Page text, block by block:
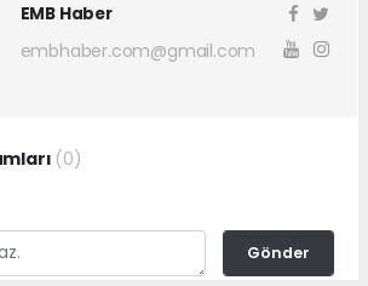
EMB Haber
embhaber.com@gmail.com
(0)
Gönder